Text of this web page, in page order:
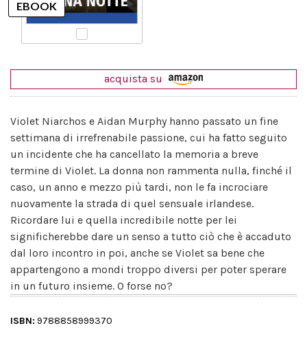
acquista su
Violet Niarchos e Aidan Murphy hanno passato un fine
settimana di irrefrenabile passione, cui ha fatto seguito
un incidente che ha cancellato la memoria a breve
termine di Violet. La donna non rammenta nulla, finché il
caso, un anno e mezzo più tardi, non le fa incrociare
nuovamente la strada di quel sensuale irlandese.
Ricordare lui e quella incredibile notte per lei
significherebbe dare un senso a tutto ciò che è accaduto
dal loro incontro in poi, anche se Violet sa bene che
appartengono a mondi troppo diversi per poter sperare
in un futuro insieme. O forse no?
ISBN: 9788858999370